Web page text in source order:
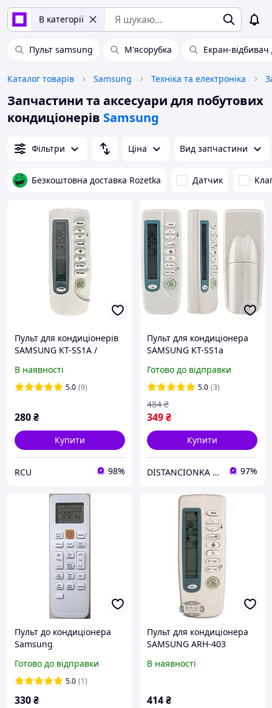
В категорії
Пульт samsung М'ясорубка Екран-
Каталог товарів Samsung Техніка та електроніка
Запчастини та аксесуари для побутових
кондиціонерів Samsung
Фільтри Ціна Вид запчастини
Безкоштовна доставка Rozetka Датчик
Пульт для кондиціонерів
SAMSUNG KT-SS1A /
Conditioner - 421
В наявності
5.0 (9)
280₴
Купити
RCU 98%
Пульт для кондиціонера
SAMSUNG KT-SS1a
Готово до відправки
5.0 (3)
349₴
484 ₴
Купити
DISTANCIONKA | Інтернет-магазин пультів 97%
Пульт до кондиціонера
Samsung
Готово до відправки
5.0 (1)
330₴
Пульт для кондиціонера
SAMSUNG ARH-403
В наявності
414₴